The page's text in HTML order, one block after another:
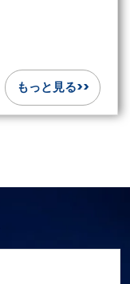
もっと見る>>